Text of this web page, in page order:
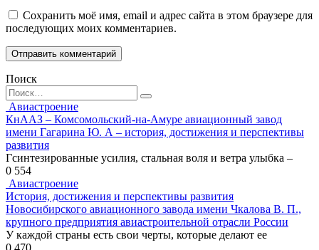
Сохранить моё имя, email и адрес сайта в этом браузере для
последующих моих комментариев.
Поиск
Search
for:
Авиастроение
КнААЗ – Комсомольский-на-Амуре авиационный завод
имени Гагарина Ю. А – история, достижения и перспективы
развития
Гсинтезированные усилия, стальная воля и ветра улыбка –
0 554
Авиастроение
История, достижения и перспективы развития
Новосибирского авиационного завода имени Чкалова В. П.,
крупного предприятия авиастроительной отрасли России
У каждой страны есть свои черты, которые делают ее